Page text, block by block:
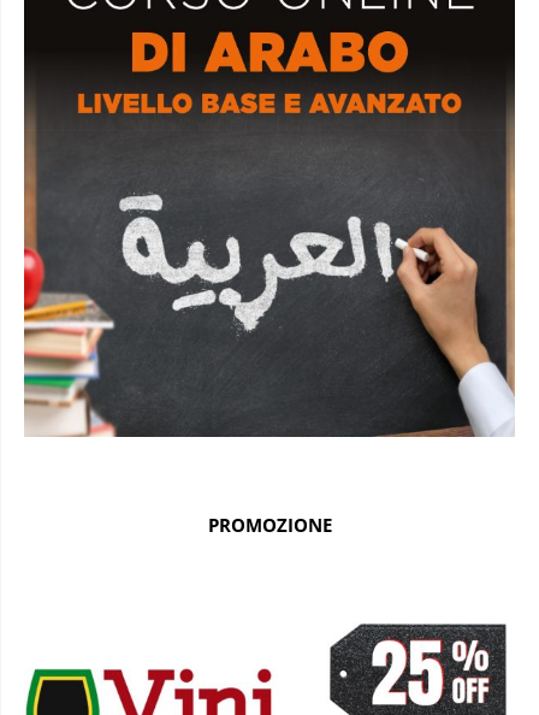
PROMOZIONE